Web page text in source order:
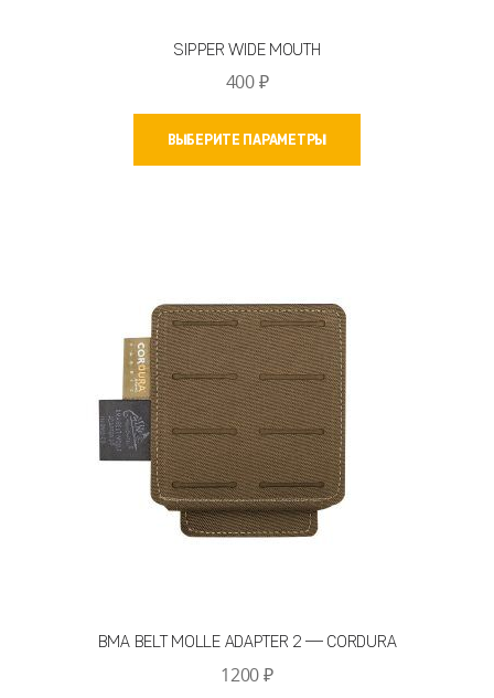
SIPPER WIDE MOUTH
400₽
ВЫБЕРИТЕ ПАРАМЕТРЫ
BMA BELT MOLLE ADAPTER 2 — CORDURA
1200₽